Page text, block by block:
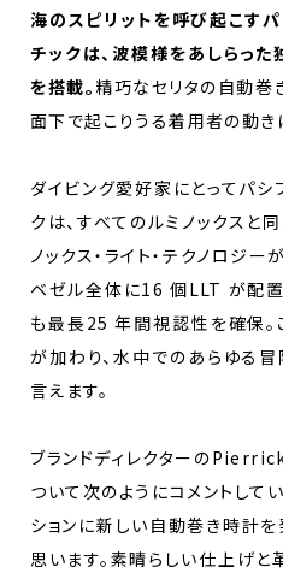
海のスピリットを呼び起こす
チックは、波模様をあしらっ
を搭載。 精巧なセリタの自動巻
面下で起こりうる着用者の動き
ダイビング愛好家にとってパシ
クは、すべてのルミノックスと
ノックス・ライト・テクノロジ
ベゼル全体に16 個LLT が配置
も最長25 年間視認性を確保
が加わり、水中でのあらゆる
言えます。
ブランドディレクターの
ついて次のようにコメントして
ションに新しい自動巻き時計
思います。素晴らしい仕上げ